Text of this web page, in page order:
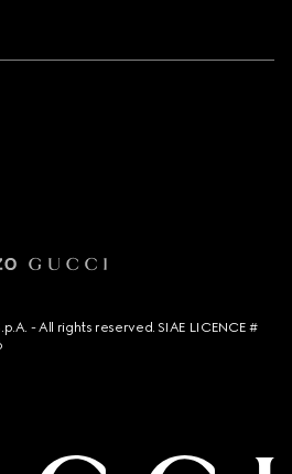
- All rights reserved. SIAE LICENCE #